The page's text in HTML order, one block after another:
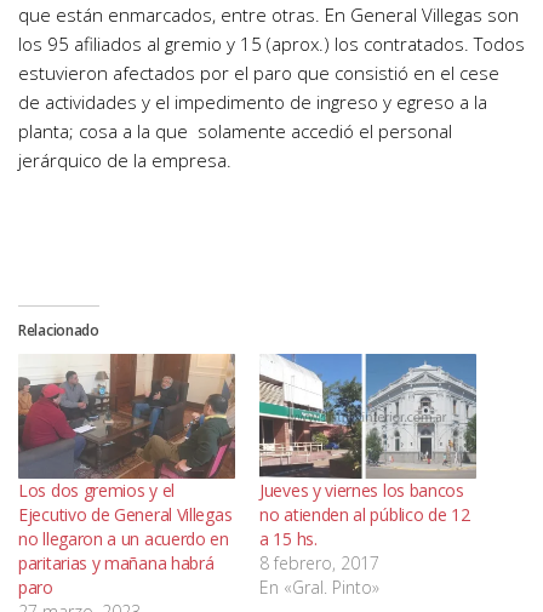
que están enmarcados, entre otras. En General Villegas son
los 95 afiliados al gremio y 15 (aprox.) los contratados. Todos
estuvieron afectados por el paro que consistió en el cese
de actividades y el impedimento de ingreso y egreso a la
planta; cosa a la que solamente accedió el personal
jerárquico de la empresa.
Relacionado
Los dos gremios y el
Ejecutivo de General Villegas
no llegaron a un acuerdo en
paritarias y mañana habrá
paro
Jueves y viernes los bancos
no atienden al público de 12
a 15 hs.
8 febrero, 2017
En «Gral. Pinto»